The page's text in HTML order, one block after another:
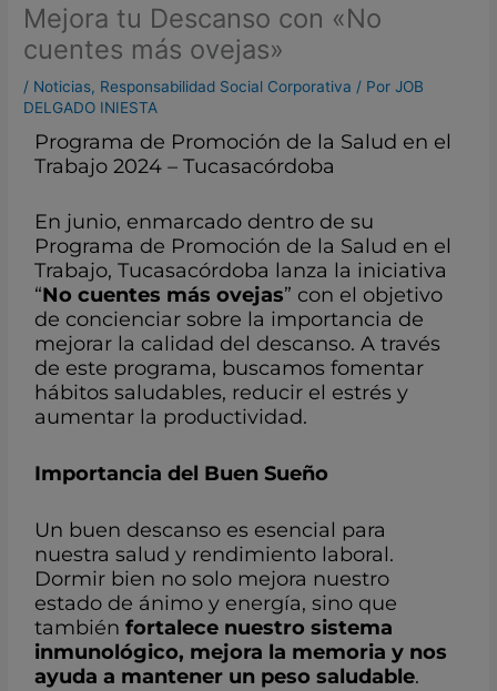
Mejora tu Descanso con «No
cuentes más ovejas»
/ Noticias, Responsabilidad Social Corporativa / PorJOB
DELGADO INIESTA
Programa de Promoción de la Salud en el
Trabajo 2024 – Tucasacórdoba
En junio, enmarcado dentro de su
Programa de Promoción de la Salud en el
Trabajo, Tucasacórdoba lanza la iniciativa
“No cuentes más ovejas” con el objetivo
de concienciar sobre la importancia de
mejorar la calidad del descanso. A través
de este programa, buscamos fomentar
hábitos saludables, reducir el estrés y
aumentar la productividad.
Importancia del Buen Sueño
Un buen descanso es esencial para
nuestra salud y rendimiento laboral.
Dormir bien no solo mejora nuestro
estado de ánimo y energía, sino que
también fortalece nuestro sistema
inmunológico, mejora la memoria y nos
ayuda a mantener un peso saludable.